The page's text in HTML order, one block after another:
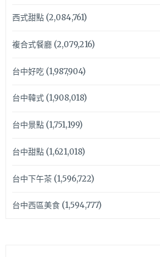
西式甜點(2,084,761)
複合式餐廳(2,079,216)
台中好吃(1,987,904)
台中韓式(1,908,018)
台中景點(1,751,199)
台中甜點(1,621,018)
台中下午茶(1,596,722)
台中西區美食(1,594,777)